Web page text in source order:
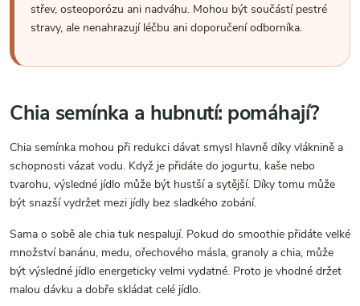
střev, osteoporózu ani nadváhu. Mohou být součástí pestré
stravy, ale nenahrazují léčbu ani doporučení odborníka.
Chia semínka a hubnutí: pomáhají?
Chia semínka mohou při redukci dávat smysl hlavně díky vláknině a
schopnosti vázat vodu. Když je přidáte do jogurtu, kaše nebo
tvarohu, výsledné jídlo může být hustší a sytější. Díky tomu může
být snazší vydržet mezi jídly bez sladkého zobání.
Sama o sobě ale chia tuk nespalují. Pokud do smoothie přidáte velké
množství banánu, medu, ořechového másla, granoly a chia, může
být výsledné jídlo energeticky velmi vydatné. Proto je vhodné držet
malou dávku a dobře skládat celé jídlo.